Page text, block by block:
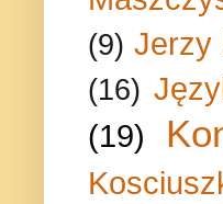
(9) Jerzy
(16)
(19)